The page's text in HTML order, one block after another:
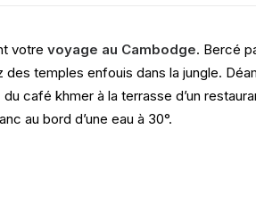
votre voyage au Cambodge. Bercé
temples enfouis dans la jungle.
café khmer à la terrasse d’un
au bord d’une eau à 30°.